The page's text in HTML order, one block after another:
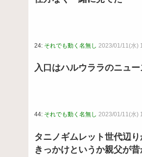
24: それでも動く名無し 2023/01/11(水)
入口はハルウララのニュ
44: それでも動く名無し 2023/01/11(水)
タニノギムレット世代辺
きっかけというか親父が